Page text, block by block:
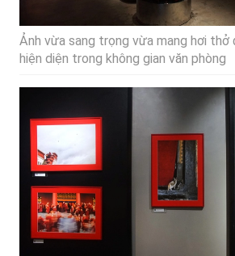
Ảnh vừa sang trọng vừa mang hơi thở
hiện diện trong không gian văn phòng